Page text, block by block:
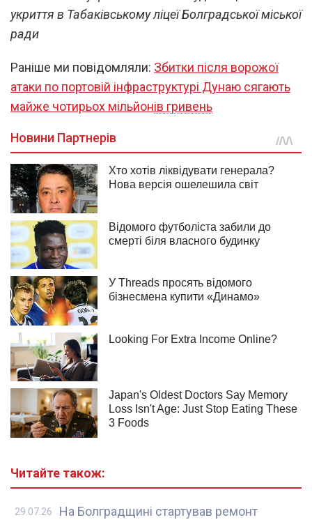
укриття в Табаківському ліцеї Болградської міської
ради
Раніше ми повідомляли: Збитки після ворожої
атаки по портовій інфраструктурі Дунаю сягають
майже чотирьох мільйонів гривень
Читайте також:
На Болградщині стартував ремонт
29.07.26